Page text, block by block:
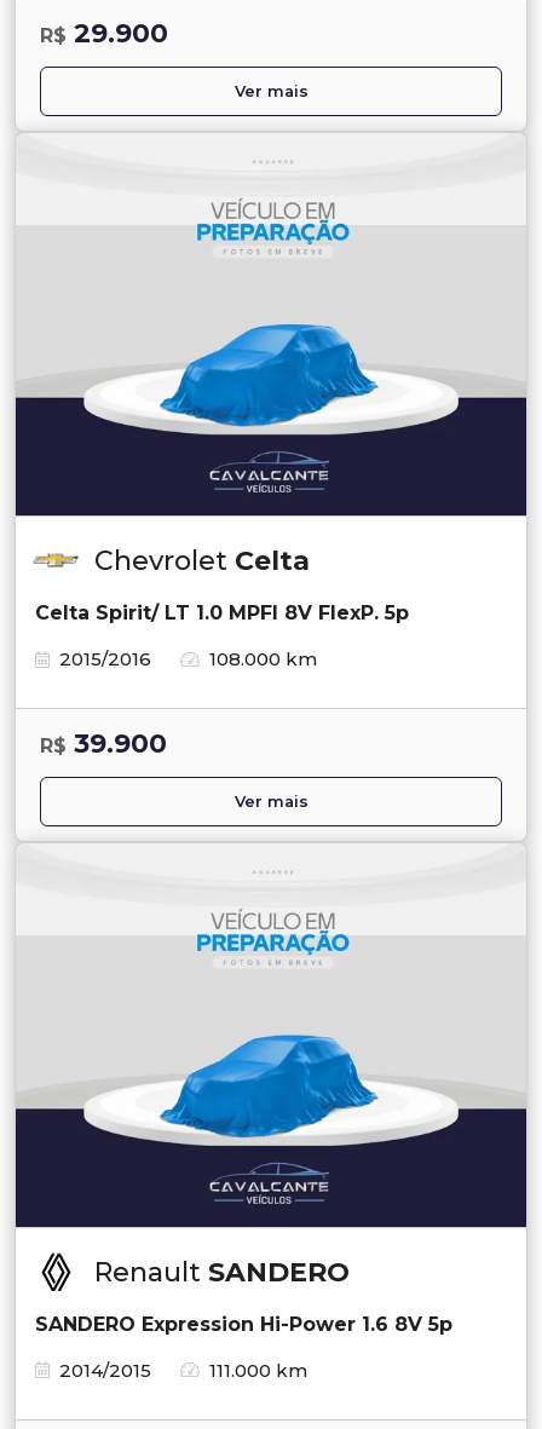
R$ 29.900
Ver mais
Chevrolet Celta
Celta Spirit/ LT 1.0 MPFI 8V FlexP. 5p
2015/2016
108.000 km
R$ 39.900
Ver mais
Renault SANDERO
SANDERO Expression Hi-Power 1.6 8V 5p
2014/2015
111.000 km